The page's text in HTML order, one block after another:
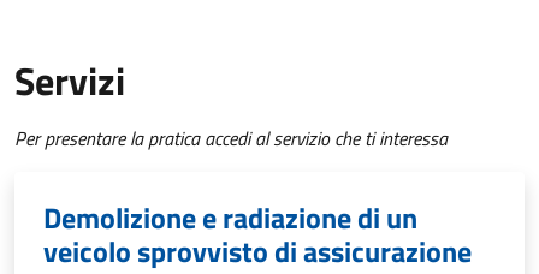
Servizi
Per presentare la pratica accedi al servizio che ti interessa
Demolizione e radiazione di un
veicolo sprovvisto di assicurazione